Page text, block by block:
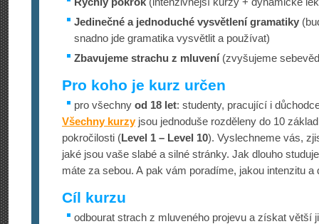
Jedinečné a jednoduché vysvětlení gramatiky
snadno jde gramatika vysvětlit a používat)
Zbavujeme strachu z mluvení(zvyšujeme
Pro koho je kurz určen
pro všechny od 18 let: studenty, pracující i
Všechny kurzyjsou jednoduše rozděleny do 10
pokročilosti (Level 1 – Level 10). Vyslechneme vás,
jaké jsou vaše slabé a silné stránky. Jak dlouho
máte za sebou. A pak vám poradíme, jakou intenzitu a
Cíl kurzu
odbourat strach z mluveného projevu a získat větší